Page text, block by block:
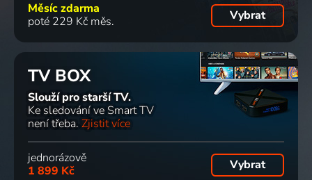
Měsíc zdarma
poté 229 Kč měs.
Vybrat
TV BOX
Slouží pro starší TV.
Ke sledování ve Smart TV
není třeba. Zjistit více
jednorázově
1 899 Kč
Vybrat